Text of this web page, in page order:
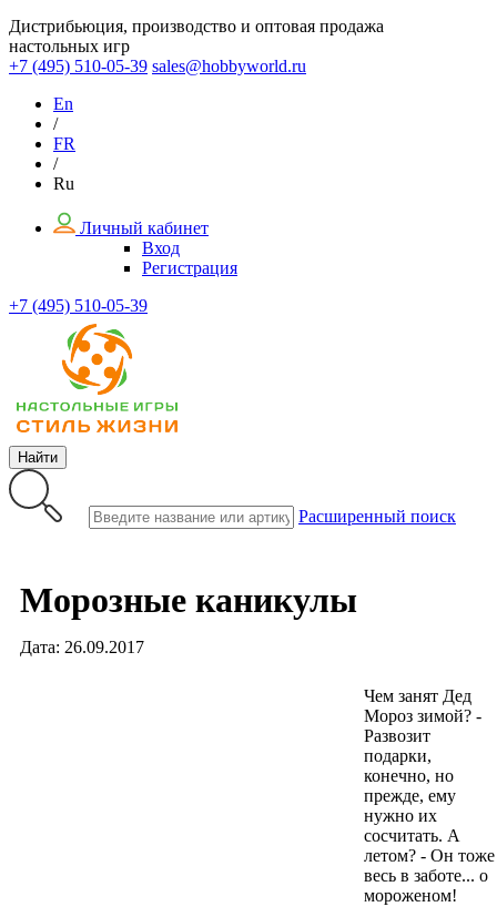
Дистрибьюция, производство и оптовая продажа
настольных игр
+7 (495) 510-05-39 sales@hobbyworld.ru
En
/
FR
/
Ru
Личный кабинет
Вход
Регистрация
+7 (495) 510-05-39
Найти
Расширенный поиск
Морозные каникулы
Дата: 26.09.2017
Чем занят Дед
Мороз зимой? -
Развозит
подарки,
конечно, но
прежде, ему
нужно их
сосчитать. А
летом? - Он тоже
весь в заботе... о
мороженом!